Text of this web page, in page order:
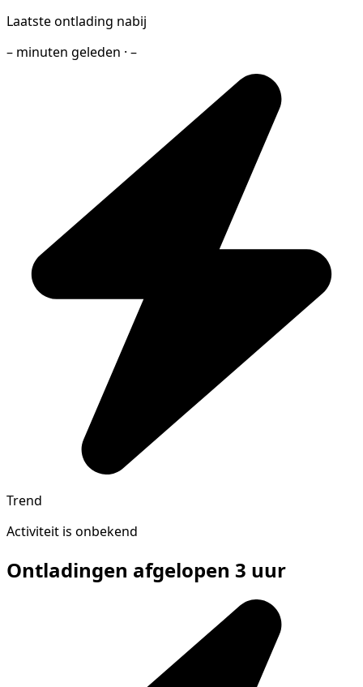
Laatste ontlading nabij
– minuten geleden · –
Trend
Activiteit is onbekend
Ontladingen afgelopen 3 uur